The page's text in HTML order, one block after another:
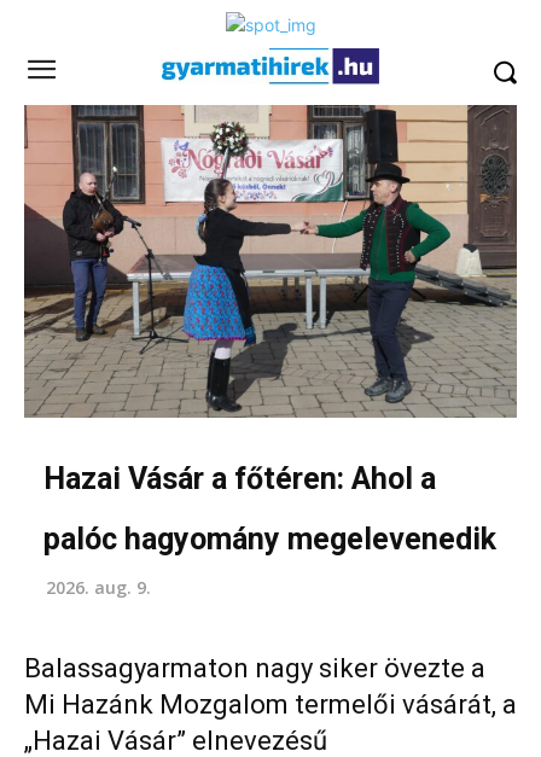
Hazai Vásár a főtéren: Ahol a
palóc hagyomány megelevenedik
2026. aug. 9.
Balassagyarmaton nagy siker övezte a
Mi Hazánk Mozgalom termelői vásárát, a
„Hazai Vásár” elnevezésű